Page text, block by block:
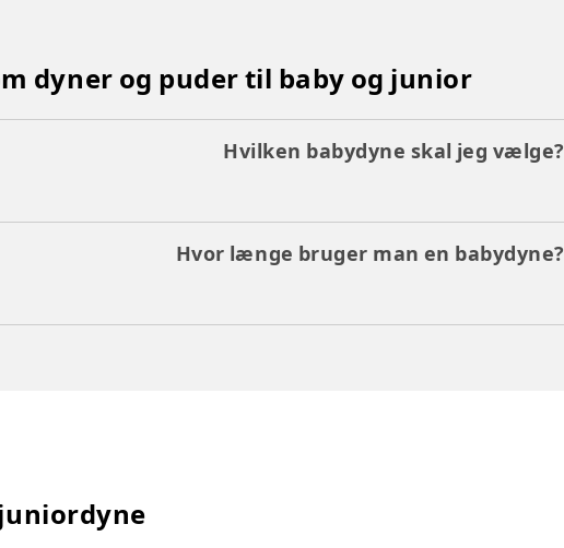
dyner og puder til baby og junior
Hvilken babydyne skal jeg vælge?
Hvor længe bruger man en babydyne?